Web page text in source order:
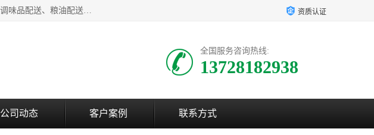
东莞市康隆膳食管理有限公司主要从事：蔬菜配送、食堂承包、企业工厂食堂承包、机关单位食堂承包、调味品配送、粮油配送、干货配送、副食配送、水果配送、海鲜配送等业务，东莞蔬菜配送电话，咨询在线客服。 资质认证
全国服务咨询热线:
13728182938
公司动态 客户案例 联系方式